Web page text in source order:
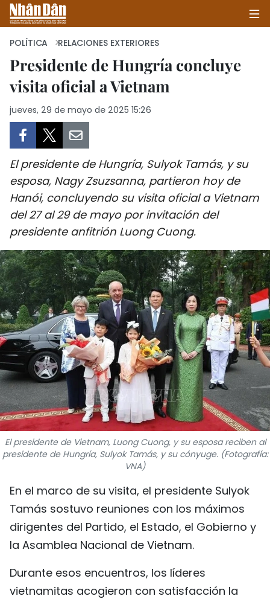
INICIO
POLÍTICA
SOCIEDAD
SALUD - MEDIO AMBIENTE
CULTURA - ENTRETENIMIENTO
INTERNACIONAL
DEPORTES
VIAJES
PUENTE DE AMISTAD
HISTORIAS MULTIMEDIA
FOTOGRAFÍA
¿QUIÉNES SOMOS?
TIẾNG VIỆT
ENGLISH
中文
РУССКИЙ
POLÍTICA RELACIONES EXTERIORES
Presidente de Hungría concluye
visita oficial a Vietnam
jueves, 29 de mayo de 2025 15:26
El presidente de Hungría, Sulyok Tamás, y su
esposa, Nagy Zsuzsanna, partieron hoy de
Hanói, concluyendo su visita oficial a Vietnam
del 27 al 29 de mayo por invitación del
presidente anfitrión Luong Cuong.
El presidente de Vietnam, Luong Cuong, y su esposa reciben al
presidente de Hungría, Sulyok Tamás, y su cónyuge. (Fotografía:
VNA)
En el marco de su visita, el presidente Sulyok
Tamás sostuvo reuniones con los máximos
dirigentes del Partido, el Estado, el Gobierno y
la Asamblea Nacional de Vietnam.
Durante esos encuentros, los líderes
vietnamitas acogieron con satisfacción la